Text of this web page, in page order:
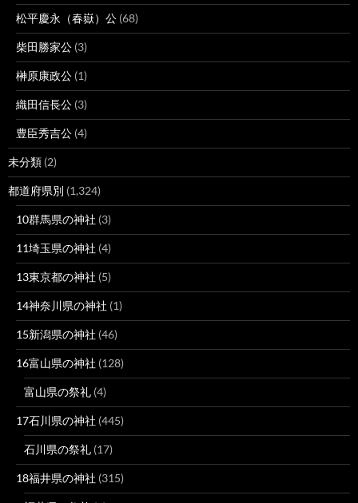
松平慶永（春嶽）公 (68)
柴田勝家公 (3)
榊原康政公 (1)
織田信長公 (3)
豊臣秀吉公 (4)
未分類 (2)
都道府県別 (1,324)
10群馬県の神社 (3)
11埼玉県の神社 (4)
13東京都の神社 (5)
14神奈川県の神社 (1)
15新潟県の神社 (46)
16富山県の神社 (128)
富山県の祭礼 (4)
17石川県の神社 (445)
石川県の祭礼 (17)
18福井県の神社 (315)